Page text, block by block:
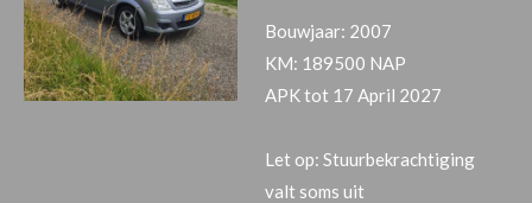
Bouwjaar: 2007
KM: 189500 NAP
APK tot 17 April 2027
Let op: Stuurbekrachtiging
valt soms uit